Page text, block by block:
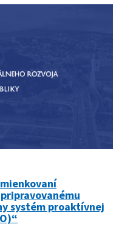
systém proaktívnej